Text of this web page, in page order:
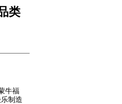
类
牛福
制造